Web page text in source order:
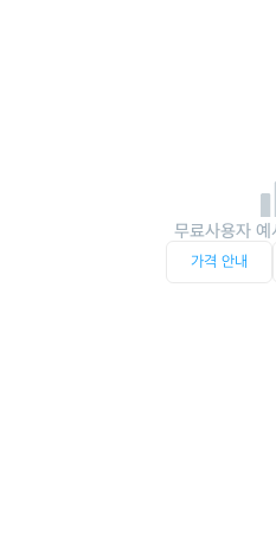
무료사용자
가격 안내